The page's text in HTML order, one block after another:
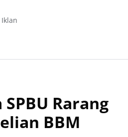
Iklan
Rarang
BBM